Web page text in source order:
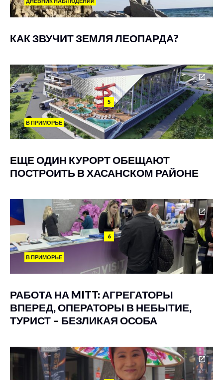
КАК ЗВУЧИТ ЗЕМЛЯ ЛЕОПАРДА?
5
В ПРИМОРЬЕ
ЕЩЕ ОДИН КУРОРТ ОБЕЩАЮТ
ПОСТРОИТЬ В ХАСАНСКОМ РАЙОНЕ
6
В ПРИМОРЬЕ
РАБОТА НА MITT: АГРЕГАТОРЫ
ВПЕРЕД, ОПЕРАТОРЫ В НЕБЫТИЕ,
ТУРИСТ – БЕЗЛИКАЯ ОСОБА